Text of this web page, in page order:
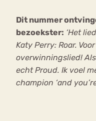
Dit nummer
bezoekster: ‘Het
Katy Perry: Roar.
overwinningslied!
echt Proud. Ik voel
champion ‘and
Bouli
mia
Nerv
osa
Eetbuien